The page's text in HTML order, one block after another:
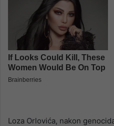
Loza Orlovića, nakon